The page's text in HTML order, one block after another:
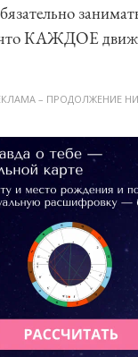
что КАЖДОЕ
– ПРОДОЛЖЕНИЕ